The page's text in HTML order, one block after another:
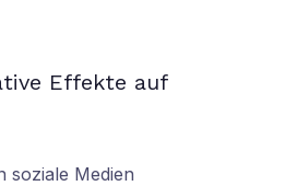
Effekte auf
soziale Medien